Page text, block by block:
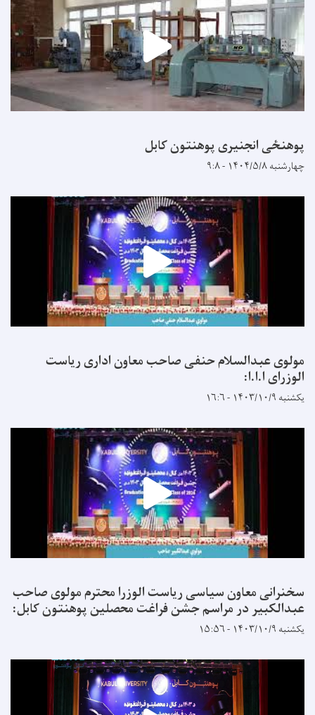
پوهنځی انجنیری پوهنتون کابل
چهارشنبه ۱۴۰۴/۵/۸ - ۹:۸
مولوی عبدالسلام حنفی صاحب معاون اداری ریاست
الوزرای ا.ا.ا:
یکشنبه ۱۴۰۳/۱۰/۹ - ۱۶:۶
سخنرانی معاون سیاسی ریاست الوزرا محترم مولوی صاحب
عبدالکبیر در مراسم جشن فراغت محصلین پوهنتون کابل:
یکشنبه ۱۴۰۳/۱۰/۹ - ۱۵:۵۶